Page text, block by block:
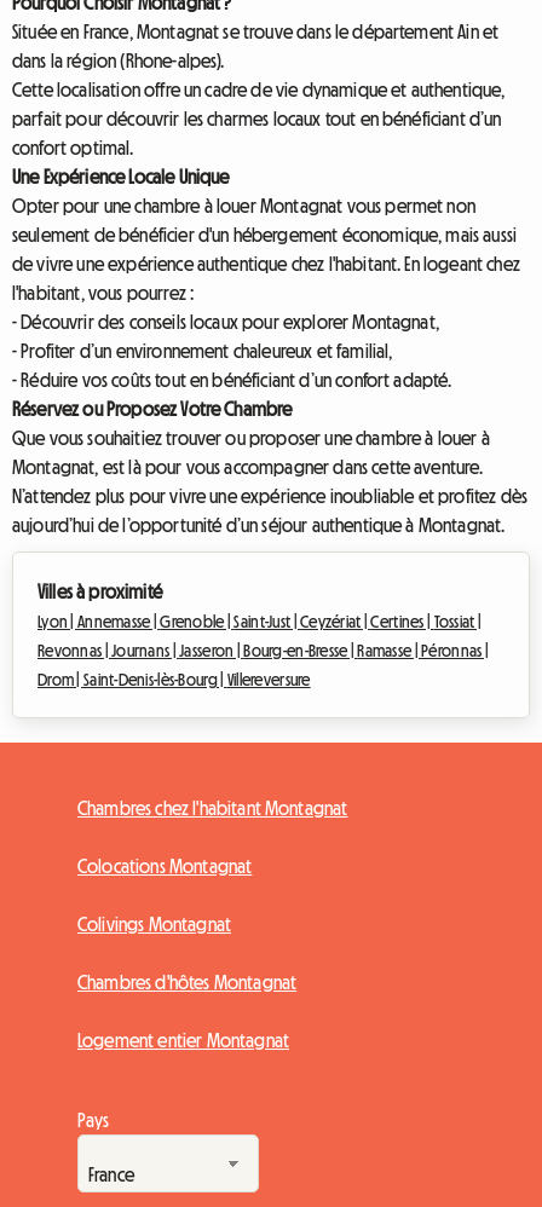
Située en France, Montagnat se trouve dans le département Ain et
dans la région (Rhone-alpes).
Cette localisation offre un cadre de vie dynamique et authentique,
parfait pour découvrir les charmes locaux tout en bénéficiant d’un
confort optimal.
Une Expérience Locale Unique
Opter pour une chambre à louer Montagnat vous permet non
seulement de bénéficier d'un hébergement économique, mais aussi
de vivre une expérience authentique chez l'habitant. En logeant chez
l'habitant, vous pourrez :
- Découvrir des conseils locaux pour explorer Montagnat,
- Profiter d’un environnement chaleureux et familial,
- Réduire vos coûts tout en bénéficiant d’un confort adapté.
Réservez ou Proposez Votre Chambre
Que vous souhaitiez trouver ou proposer une chambre à louer à
Montagnat, est là pour vous accompagner dans cette aventure.
N’attendez plus pour vivre une expérience inoubliable et profitez dès
aujourd’hui de l’opportunité d’un séjour authentique à Montagnat.
Villes à proximité
Lyon | Annemasse |Grenoble |Saint-Just |Ceyzériat |Certines | Tossiat |
Revonnas |
Journans | Jasseron |Bourg-en-Bresse |Ramasse |Péronnas |
Drom | Saint-Denis-lès-Bourg | Villereversure
Chambres chez l'habitant Montagnat
Colocations Montagnat
Colivings Montagnat
Chambres d'hôtes Montagnat
Logement entier Montagnat
Pays